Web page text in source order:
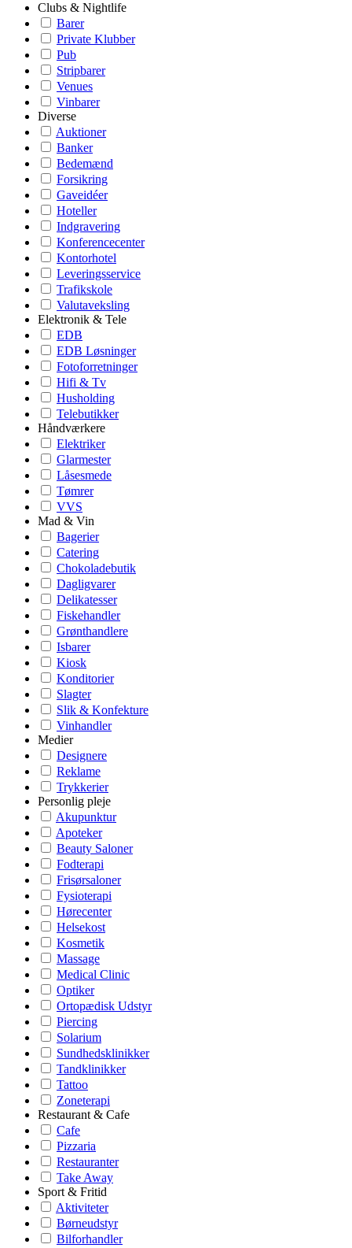
Clubs & Nightlife
Barer
Private Klubber
Pub
Stripbarer
Venues
Vinbarer
Diverse
Auktioner
Banker
Bedemænd
Forsikring
Gaveidéer
Hoteller
Indgravering
Konferencecenter
Kontorhotel
Leveringsservice
Trafikskole
Valutaveksling
Elektronik & Tele
EDB
EDB Løsninger
Fotoforretninger
Hifi & Tv
Husholding
Telebutikker
Håndværkere
Elektriker
Glarmester
Låsesmede
Tømrer
VVS
Mad & Vin
Bagerier
Catering
Chokoladebutik
Dagligvarer
Delikatesser
Fiskehandler
Grønthandlere
Isbarer
Kiosk
Konditorier
Slagter
Slik & Konfekture
Vinhandler
Medier
Designere
Reklame
Trykkerier
Personlig pleje
Akupunktur
Apoteker
Beauty Saloner
Fodterapi
Frisørsaloner
Fysioterapi
Hørecenter
Helsekost
Kosmetik
Massage
Medical Clinic
Optiker
Ortopædisk Udstyr
Piercing
Solarium
Sundhedsklinikker
Tandklinikker
Tattoo
Zoneterapi
Restaurant & Cafe
Cafe
Pizzaria
Restauranter
Take Away
Sport & Fritid
Aktiviteter
Børneudstyr
Bilforhandler